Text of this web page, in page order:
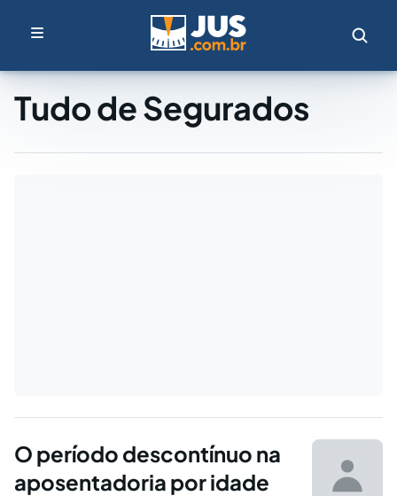
Tudo de Segurados
O período descontínuo na
aposentadoria por idade